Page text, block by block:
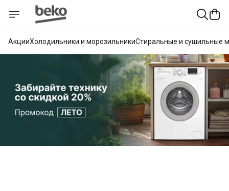
АкцииХолодильники и морозильникиСтиральные и сушильные